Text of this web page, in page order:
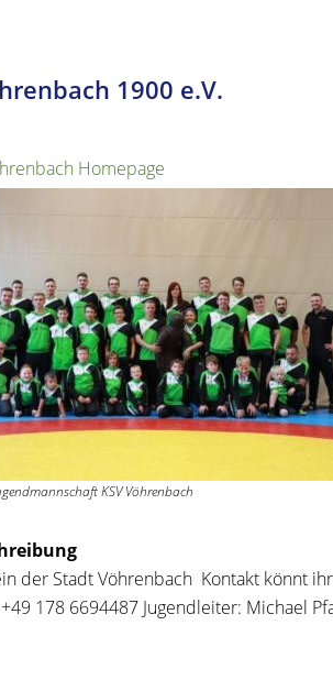
1900 e.V.
Homepage
KSV Vöhrenbach
der Stadt Vöhrenbach Kontakt könnt
178 6694487 Jugendleiter: Michael